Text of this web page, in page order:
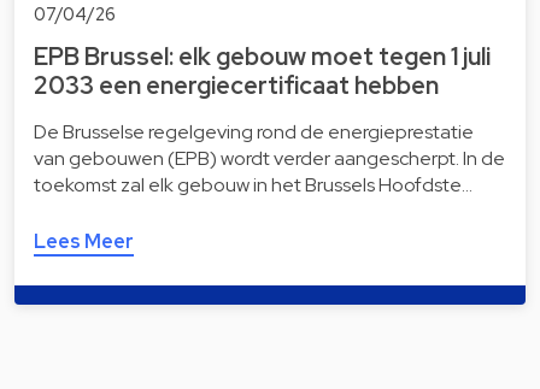
07/04/26
EPB Brussel: elk gebouw moet tegen 1 juli
2033 een energiecertificaat hebben
De Brusselse regelgeving rond de energieprestatie
van gebouwen (EPB) wordt verder aangescherpt. In de
toekomst zal elk gebouw in het Brussels Hoofdste…
Lees Meer